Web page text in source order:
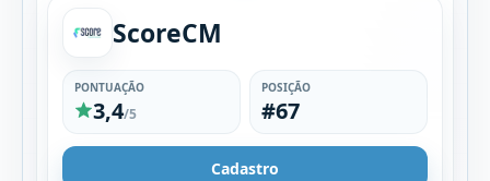
ScoreCM
PONTUAÇÃO
3,4/5
POSIÇÃO
#67
Cadastro